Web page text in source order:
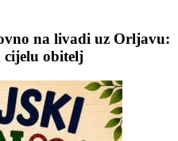
na livadi uz Orljavu:
cijelu obitelj